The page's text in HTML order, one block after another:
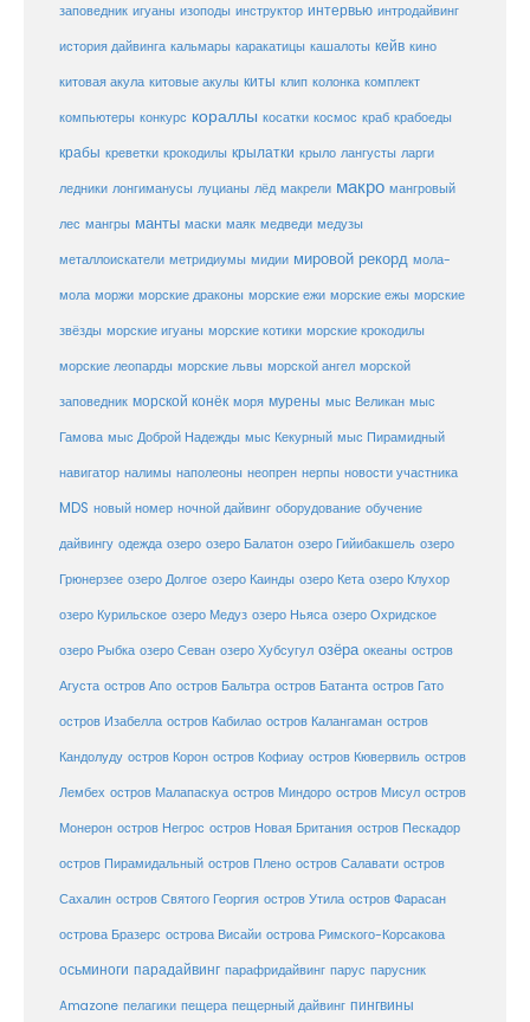
заповедник игуаны изоподы инструктор интервью интродайвинг
история дайвинга кальмары каракатицы кашалоты кейв кино
китовая акула китовые акулы киты клип колонка комплект
компьютеры конкурс кораллы косатки космос краб крабоеды
крабы креветки крокодилы крылатки крыло лангусты ларги
ледники лонгиманусы луцианы лёд макрели макро мангровый
лес мангры манты маски маяк медведи медузы
металлоискатели метридиумы мидии мировой рекорд мола-
мола моржи морские драконы морские ежи морские ежы морские
звёзды морские игуаны морские котики морские крокодилы
морские леопарды морские львы морской ангел морской
заповедник морской конёк моря мурены мыс Великан мыс
Гамова мыс Доброй Надежды мыс Кекурный мыс Пирамидный
навигатор налимы наполеоны неопрен нерпы новости участника
MDS новый номер ночной дайвинг оборудование обучение
дайвингу одежда озеро озеро Балатон озеро Гийибакшель озеро
Грюнерзее озеро Долгое озеро Каинды озеро Кета озеро Клухор
озеро Курильское озеро Медуз озеро Ньяса озеро Охридское
озеро Рыбка озеро Севан озеро Хубсугул озёра океаны остров
Агуста остров Апо остров Бальтра остров Батанта остров Гато
остров Изабелла остров Кабилао остров Калангаман остров
Кандолуду остров Корон остров Кофиау остров Кювервиль остров
Лембех остров Малапаскуа остров Миндоро остров Мисул остров
Монерон остров Негрос остров Новая Британия остров Пескадор
остров Пирамидальный остров Плено остров Салавати остров
Сахалин остров Святого Георгия остров Утила остров Фарасан
острова Бразерс острова Висайи острова Римского-Корсакова
осьминоги парадайвинг парафридайвинг парус парусник
Amazone пелагики пещера пещерный дайвинг пингвины